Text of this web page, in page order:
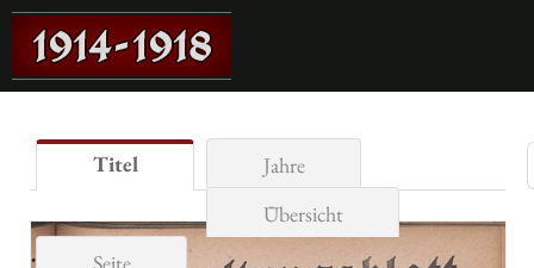
Titel
Jahre
Übersicht